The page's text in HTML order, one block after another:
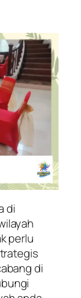
di
perlu
di